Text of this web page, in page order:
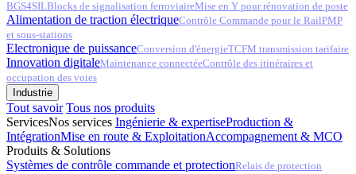
BGS4SILBlocks de signalisation ferroviaireMise en Y pour rénovation de poste
Alimentation de traction électriqueContrôle Commande pour le RailPMP
et sous-stations
Electronique de puissanceConversion d'énergieTCFM transmission tarifaire
Innovation digitaleMaintenance connectéeContrôle des itinéraires et
occupation des voies
Industrie
Tout savoir Tous nos produits
ServicesNos services Ingénierie & expertiseProduction &
IntégrationMise en route & ExploitationAccompagnement & MCO
Produits & Solutions
Systèmes de contrôle commande et protectionRelais de protection